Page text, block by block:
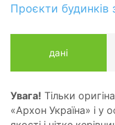
Проєкти будинків
дані
Увага! Тільки
«Архон Україна» і у